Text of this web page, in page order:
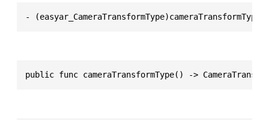
- (easyar_CameraTransformType)cameraTransformType
public func cameraTransformType() ->